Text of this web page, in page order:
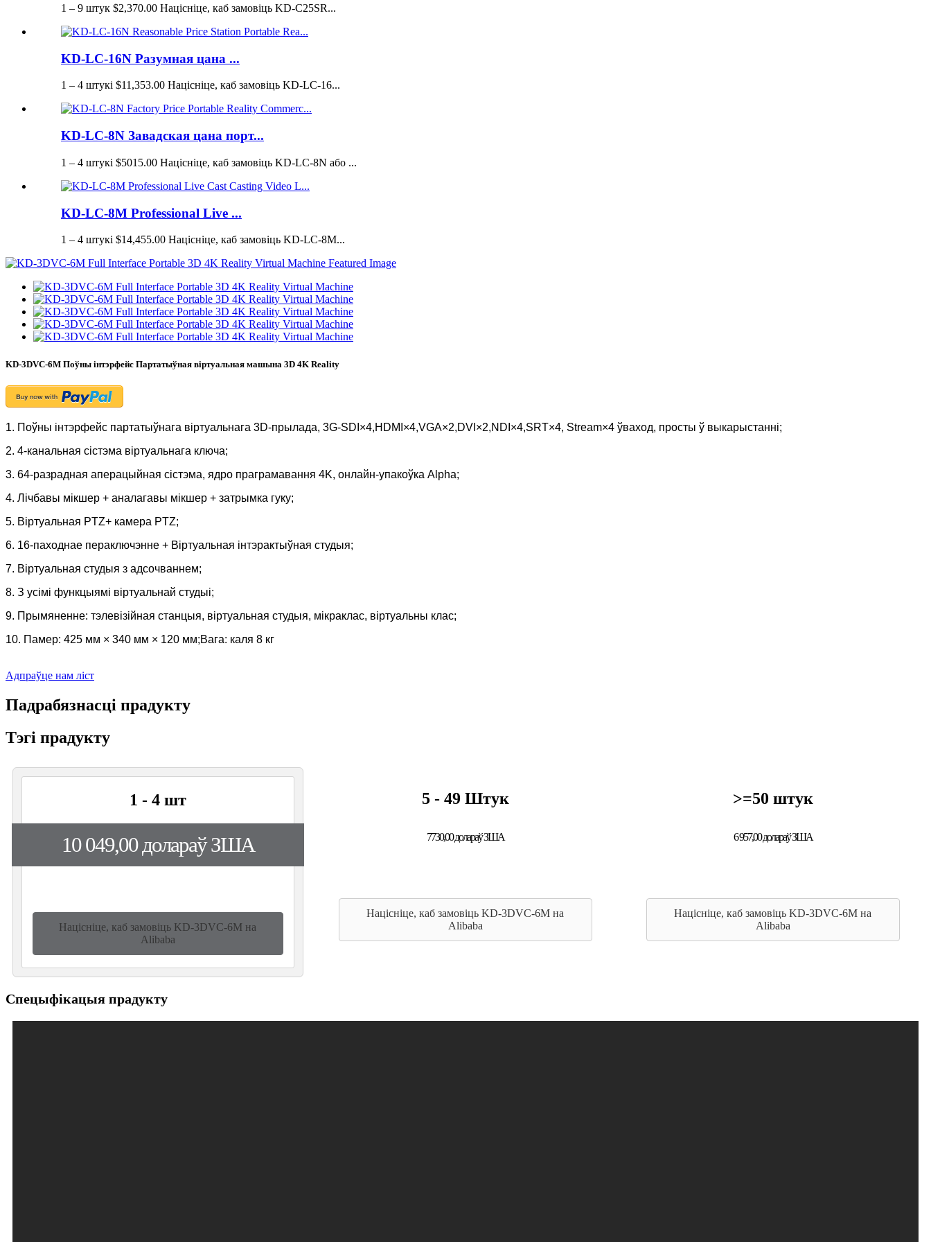
1 – 9 штук $2,370.00 Націсніце, каб замовіць KD-C25SR...
KD-LC-16N Разумная цана ...
1 – 4 штукі $11,353.00 Націсніце, каб замовіць KD-LC-16...
KD-LC-8N Завадская цана порт...
1 – 4 штукі $5015.00 Націсніце, каб замовіць KD-LC-8N або ...
KD-LC-8M Professional Live ...
1 – 4 штукі $14,455.00 Націсніце, каб замовіць KD-LC-8M...
KD-3DVC-6M Поўны інтэрфейс Партатыўная віртуальная машына 3D 4K Reality
1. Поўны інтэрфейс партатыўнага віртуальнага 3D-прылада, 3G-SDI×4,HDMI×4,VGA×2,DVI×2,NDI×4,SRT×4, Stream×4 ўваход, просты ў выкарыстанні;
2. 4-канальная сістэма віртуальнага ключа;
3. 64-разрадная аперацыйная сістэма, ядро ​​праграмавання 4K, онлайн-упакоўка Alpha;
4. Лічбавы мікшер + аналагавы мікшер + затрымка гуку;
5. Віртуальная PTZ+ камера PTZ;
6. 16-паходнае пераключэнне + Віртуальная інтэрактыўная студыя;
7. Віртуальная студыя з адсочваннем;
8. З усімі функцыямі віртуальнай студыі;
9. Прымяненне: тэлевізійная станцыя, віртуальная студыя, мікраклас, віртуальны клас;
10. Памер: 425 мм × 340 мм × 120 мм;Вага: каля 8 кг
Адпраўце нам ліст
Падрабязнасці прадукту
Тэгі прадукту
1 - 4 шт
10 049,00 долараў ЗША
Націсніце, каб замовіць KD-3DVC-6M на
Alibaba
5 - 49 Штук
7730,00 долараў ЗША
Націсніце, каб замовіць KD-3DVC-6M на
Alibaba
>=50 штук
6 957,00 долараў ЗША
Націсніце, каб замовіць KD-3DVC-6M на
Alibaba
Спецыфікацыя прадукту